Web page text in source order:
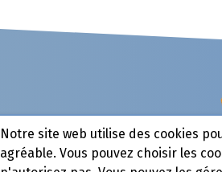
Notre site web utilise des cookies
agréable. Vous pouvez choisir les